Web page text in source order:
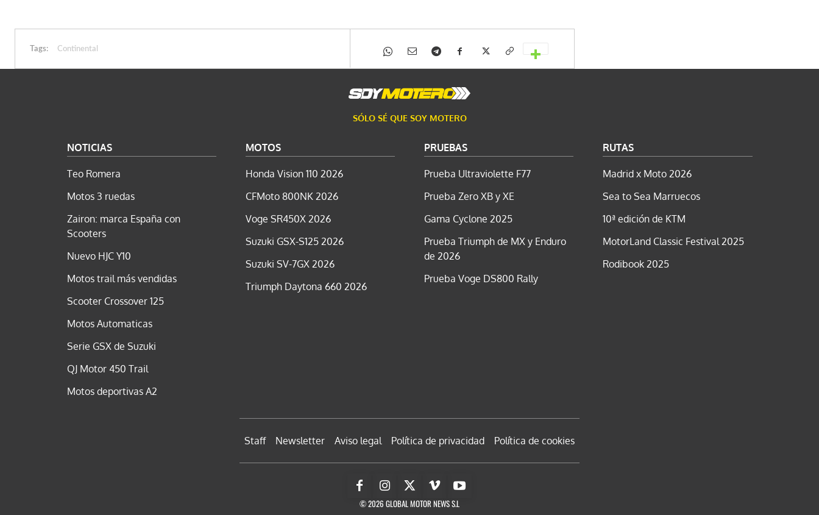
Tags: Continental
SÓLO SÉ QUE SOY MOTERO
NOTICIAS
Teo Romera
Motos 3 ruedas
Zairon: marca España con
Scooters
Nuevo HJC Y10
Motos trail más vendidas
Scooter Crossover 125
Motos Automaticas
Serie GSX de Suzuki
QJ Motor 450 Trail
Motos deportivas A2
MOTOS
Honda Vision 110 2026
CFMoto 800NK 2026
Voge SR450X 2026
Suzuki GSX-S125 2026
Suzuki SV-7GX 2026
Triumph Daytona 660 2026
PRUEBAS
Prueba Ultraviolette F77
Prueba Zero XB y XE
Gama Cyclone 2025
Prueba Triumph de MX y Enduro
de 2026
Prueba Voge DS800 Rally
RUTAS
Madrid x Moto 2026
Sea to Sea Marruecos
10ª edición de KTM
MotorLand Classic Festival 2025
Rodibook 2025
Staff Newsletter Aviso legal Política de privacidad Política de cookies
© 2026 GLOBAL MOTOR NEWS S.L